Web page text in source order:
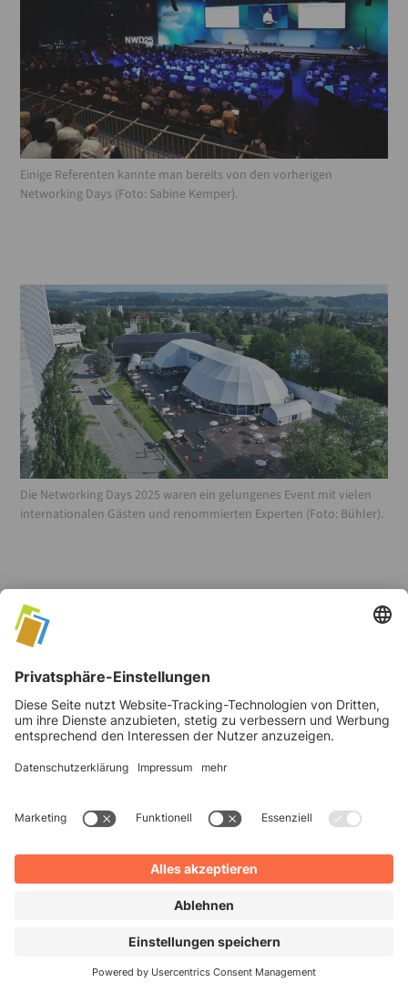
Einige Referenten kannte man bereits von den vorherigen
Networking Days (Foto: Sabine Kemper).
Die Networking Days 2025 waren ein gelungenes Event mit vielen
internationalen Gästen und renommierten Experten (Foto: Bühler).
Firmen aus dem Artikel
Täglich kommen Milliarden Menschen mit Technologien
Lebensmitteln und Mobilität zu erfüllen. Bühlers
Windeln, Lippenstift und Geldscheinen enthalten. Sie sind
in den Lebensmitteln zu finden und in Fahrzeugen. Das Ziel
zu entwickeln, die gesund, sicher und nachhaltig sind.